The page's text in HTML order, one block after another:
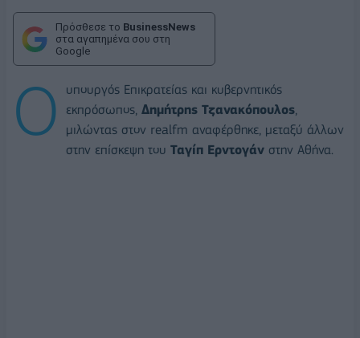
Πρόσθεσε το BusinessNews
στα αγαπημένα σου στη
Google
Ο
υπουργός Επικρατείας και κυβερνητικός
εκπρόσωπος, Δημήτρης Τζανακόπουλος
μιλώντας στον realfm αναφέρθηκε, μεταξύ άλλων
στην επίσκεψη του Ταγίπ Ερντογάν στην Αθήνα.